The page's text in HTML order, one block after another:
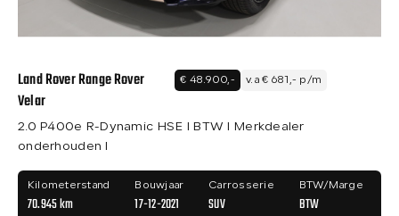
Land Rover Range Rover
Velar
€ 48.900,- v.a € 681,- p/m
2.0 P400e R-Dynamic HSE I BTW I Merkdealer
onderhouden I
Kilometerstand
70.945 km
Bouwjaar
17-12-2021
Carrosserie
SUV
BTW/Marge
BTW